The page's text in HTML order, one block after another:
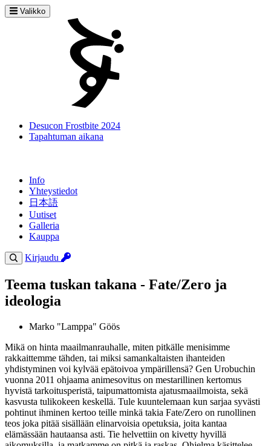
Valikko
Desucon Frostbite 2024
Tapahtuman aikana
Info
Yhteystiedot
日本語
Uutiset
Galleria
Kauppa
Kirjaudu
Teema tuskan takana - Fate/Zero ja
ideologia
Marko "Lamppa" Göös
Mikä on hinta maailmanrauhalle, miten pitkälle menisimme
rakkaittemme tähden, tai miksi samankaltaisten ihanteiden
yhdistyminen voi kylvää epätoivoa ympärillensä? Gen Urobuchin
vuonna 2011 ohjaama animesovitus on mestarillinen kertomus
hyvistä tarkoitusperistä, taipumattomista ajatusmaailmoista, sekä
kasvusta tulikokeen keskellä. Tule kuuntelemaan kun sarjaa syvästi
pohtinut ihminen kertoo teille minkä takia Fate/Zero on runollinen
teos joka pitää sisällään elinarvoisia opetuksia, joita kantaa
elämässään hautaansa asti. Tie helvettiin on kivetty hyvillä